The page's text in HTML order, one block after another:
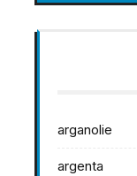
arganolie
argenta